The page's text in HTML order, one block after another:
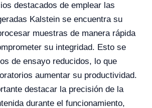
destacados de emplear las
Kalstein se encuentra su
muestras de manera rápida
su integridad. Esto se
de ensayo reducidos, lo que
aumentar su productividad.
destacar la precisión de la
durante el funcionamiento,